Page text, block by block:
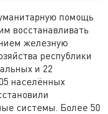
помощь
восстанавливать
железную
республики
и 22
населённых
системы. Более 50